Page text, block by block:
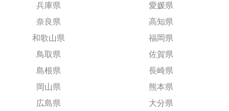
兵庫県
奈良県
和歌山県
鳥取県
島根県
岡山県
広島県
愛媛県
高知県
福岡県
佐賀県
長崎県
熊本県
大分県